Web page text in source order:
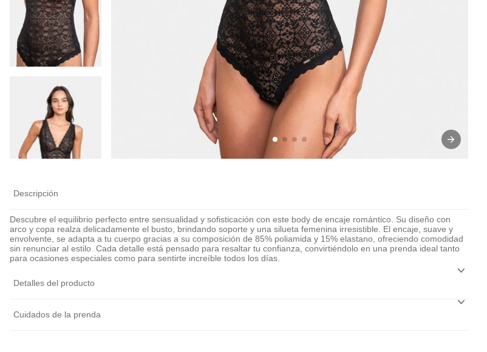
Descripción
Descubre el equilibrio perfecto entre sensualidad y sofisticación con este body de encaje romántico. Su diseño con
arco y copa realza delicadamente el busto, brindando soporte y una silueta femenina irresistible. El encaje, suave y
envolvente, se adapta a tu cuerpo gracias a su composición de 85% poliamida y 15% elastano, ofreciendo comodidad
sin renunciar al estilo. Cada detalle está pensado para resaltar tu confianza, convirtiéndolo en una prenda ideal tanto
para ocasiones especiales como para sentirte increíble todos los días.
Detalles del producto
Cuidados de la prenda